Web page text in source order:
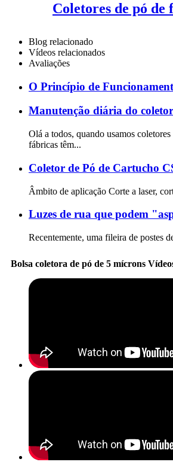
Coletores de pó de
Blog relacionado
Vídeos relacionados
Avaliações
O Princípio de
Manutenção diária do
Olá a todos, quando usamos
fábricas têm...
Coletor de Pó de Cartucho
Âmbito de aplicação Corte a laser,
Luzes de rua que podem
Recentemente, uma fileira de postes
Bolsa coletora de pó de 5 mícrons